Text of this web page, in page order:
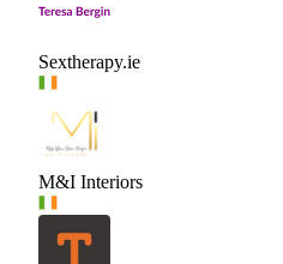
Sextherapy.ie
M&I Interiors